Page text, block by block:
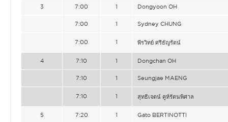
3 7:00 1 Dongyoon OH
7:00 1 Sydney CHUNG
7:00 1 พีรวิทย์ ศรีธัญรัตน์
4 7:10 1 Dongchan OH
7:10 1 Seungjae MAENG
7:10 1 สุทธิเจตน์ คูห์รัตนพิศาล
5 7:20 1 Gato BERTINOTTI